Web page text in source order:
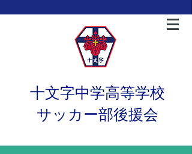
十文字中学高等学校
サッカー部後援会